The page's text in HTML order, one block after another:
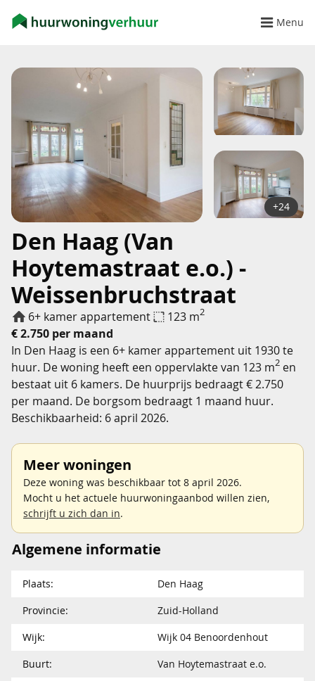
Menu
Den Haag (Van
Hoytemastraat e.o.) -
Weissenbruchstraat
6+ kamer appartement 123 m2
€ 2.750 per maand
+24
In Den Haag is een 6+ kamer appartement uit 1930 te
huur. De woning heeft een oppervlakte van 123 m2 en
bestaat uit 6 kamers. De huurprijs bedraagt € 2.750
per maand. De borgsom bedraagt 1 maand huur.
Beschikbaarheid: 6 april 2026.
Meer woningen
Deze woning was beschikbaar tot 8 april 2026.
Mocht u het actuele huurwoningaanbod willen zien,
schrijft u zich dan in.
Algemene informatie
Plaats:
Den Haag
Provincie:
Zuid-Holland
Wijk:
Wijk 04 Benoordenhout
Buurt:
Van Hoytemastraat e.o.